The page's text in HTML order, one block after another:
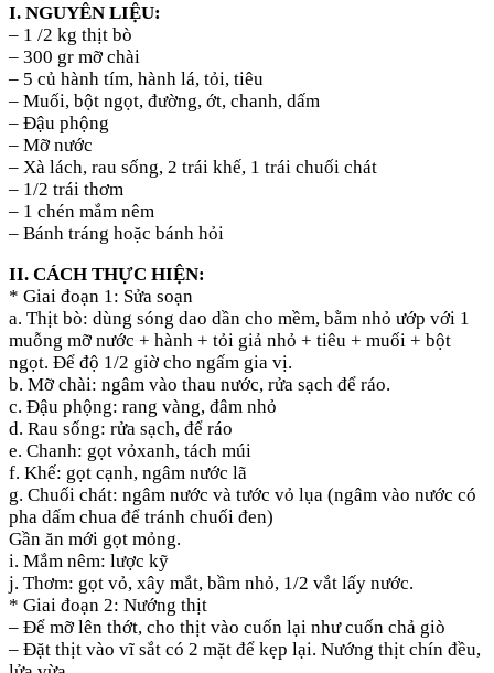
I. NGUYÊN LIỆU:
– 1 /2 kg thịt bò
– 300 gr mỡ chài
– 5 củ hành tím, hành lá, tỏi, tiêu
– Muối, bột ngọt, đường, ớt, chanh, dấm
– Đậu phộng
– Mỡ nước
– Xà lách, rau sống, 2 trái khế, 1 trái chuối chát
– 1/2 trái thơm
– 1 chén mắm nêm
– Bánh tráng hoặc bánh hỏi
II. CÁCH THỰC HIỆN:
* Giai đoạn 1: Sửa soạn
a. Thịt bò: dùng sóng dao dần cho mềm, bằm nhỏ ướp với 1
muỗng mỡ nước + hành + tỏi giả nhỏ + tiêu + muối + bột
ngọt. Để độ 1/2 giờ cho ngấm gia vị.
b. Mỡ chài: ngâm vào thau nước, rửa sạch để ráo.
c. Đậu phộng: rang vàng, đâm nhỏ
d. Rau sống: rửa sạch, để ráo
e. Chanh: gọt vỏxanh, tách múi
f. Khế: gọt cạnh, ngâm nước lã
g. Chuối chát: ngâm nước và tước vỏ lụa (ngâm vào nước có
pha dấm chua để tránh chuối đen)
Gần ăn mới gọt mỏng.
i. Mắm nêm: lược kỹ
j. Thơm: gọt vỏ, xây mắt, bầm nhỏ, 1/2 vắt lấy nước.
* Giai đoạn 2: Nướng thịt
– Để mỡ lên thớt, cho thịt vào cuốn lại như cuốn chả giò
– Đặt thịt vào vĩ sắt có 2 mặt để kẹp lại. Nướng thịt chín đều,